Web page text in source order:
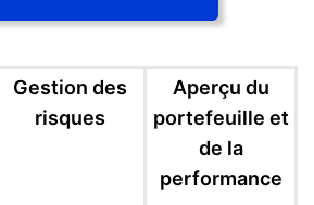
Gestion des
risques
Aperçu du
portefeuille et
de la
performance